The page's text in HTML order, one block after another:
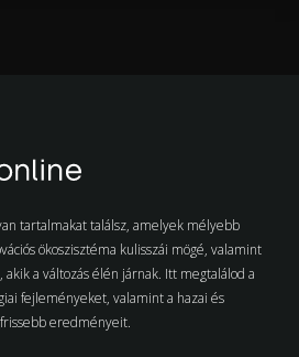
tartalmakat találsz, amelyek mélyebb
ökoszisztéma kulisszái mögé, valamint
a változás élén járnak. Itt megtalálod a
fejleményeket, valamint a hazai és
eredményeit.